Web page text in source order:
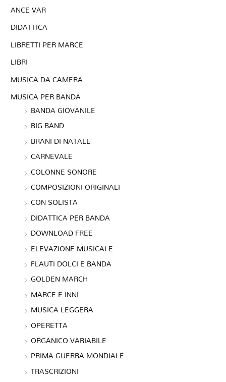
ANCE VAR
DIDATTICA
LIBRETTI PER MARCE
LIBRI
MUSICA DA CAMERA
MUSICA PER BANDA
BANDA GIOVANILE
BIG BAND
BRANI DI NATALE
CARNEVALE
COLONNE SONORE
COMPOSIZIONI ORIGINALI
CON SOLISTA
DIDATTICA PER BANDA
DOWNLOAD FREE
ELEVAZIONE MUSICALE
FLAUTI DOLCI E BANDA
GOLDEN MARCH
MARCE E INNI
MUSICA LEGGERA
OPERETTA
ORGANICO VARIABILE
PRIMA GUERRA MONDIALE
TRASCRIZIONI